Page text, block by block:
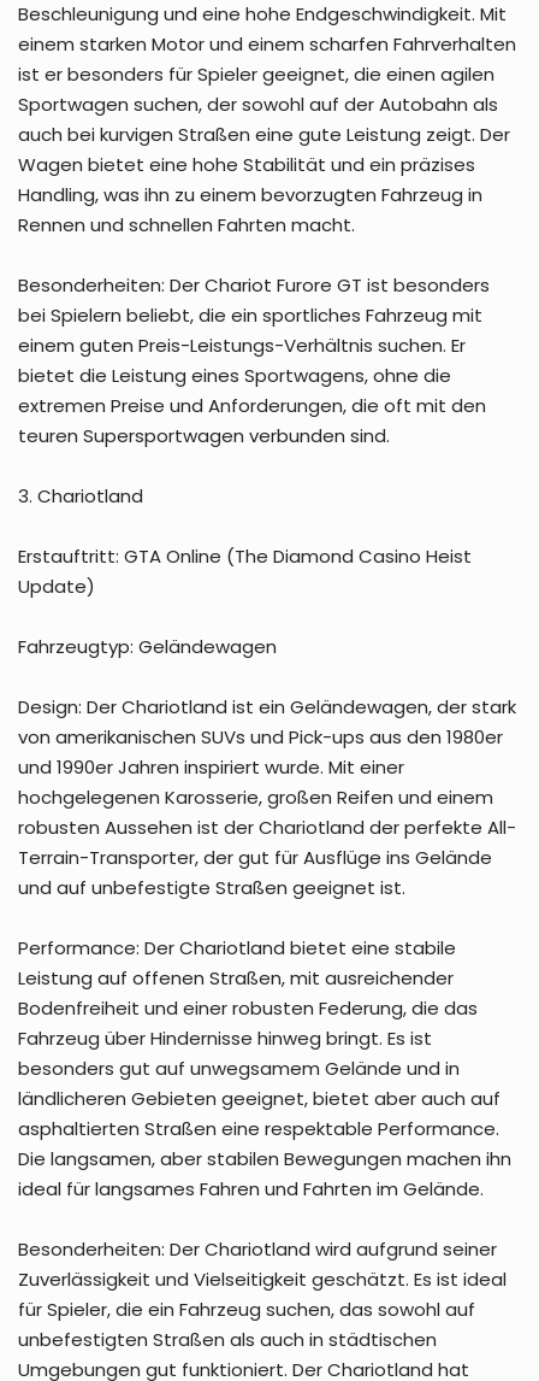
Beschleunigung und eine hohe Endgeschwindigkeit. Mit
einem starken Motor und einem scharfen Fahrverhalten
ist er besonders für Spieler geeignet, die einen agilen
Sportwagen suchen, der sowohl auf der Autobahn als
auch bei kurvigen Straßen eine gute Leistung zeigt. Der
Wagen bietet eine hohe Stabilität und ein präzises
Handling, was ihn zu einem bevorzugten Fahrzeug in
Rennen und schnellen Fahrten macht.
Besonderheiten: Der Chariot Furore GT ist besonders
bei Spielern beliebt, die ein sportliches Fahrzeug mit
einem guten Preis-Leistungs-Verhältnis suchen. Er
bietet die Leistung eines Sportwagens, ohne die
extremen Preise und Anforderungen, die oft mit den
teuren Supersportwagen verbunden sind.
3. Chariotland
Erstauftritt: GTA Online (The Diamond Casino Heist
Update)
Fahrzeugtyp: Geländewagen
Design: Der Chariotland ist ein Geländewagen, der stark
von amerikanischen SUVs und Pick-ups aus den 1980er
und 1990er Jahren inspiriert wurde. Mit einer
hochgelegenen Karosserie, großen Reifen und einem
robusten Aussehen ist der Chariotland der perfekte All-
Terrain-Transporter, der gut für Ausflüge ins Gelände
und auf unbefestigte Straßen geeignet ist.
Performance: Der Chariotland bietet eine stabile
Leistung auf offenen Straßen, mit ausreichender
Bodenfreiheit und einer robusten Federung, die das
Fahrzeug über Hindernisse hinweg bringt. Es ist
besonders gut auf unwegsamem Gelände und in
ländlicheren Gebieten geeignet, bietet aber auch auf
asphaltierten Straßen eine respektable Performance.
Die langsamen, aber stabilen Bewegungen machen ihn
ideal für langsames Fahren und Fahrten im Gelände.
Besonderheiten: Der Chariotland wird aufgrund seiner
Zuverlässigkeit und Vielseitigkeit geschätzt. Es ist ideal
für Spieler, die ein Fahrzeug suchen, das sowohl auf
unbefestigten Straßen als auch in städtischen
Umgebungen gut funktioniert. Der Chariotland hat